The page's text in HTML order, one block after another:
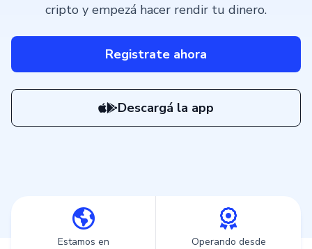
cripto y empezá hacer rendir tu dinero.
Registrate ahora
Descargá la app
Estamos en Operando desde